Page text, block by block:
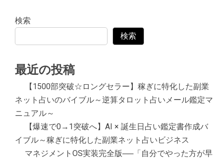
検索
検索
最近の投稿
【1500部突破☆ロングセラー】稼ぎに特化した副業
ネット占いのバイブル～逆算タロット占いメール鑑定マ
ニュアル～
【爆速で0→1突破へ】AI × 誕生日占い鑑定書作成バ
イブル～稼ぎに特化した副業ネット占いビジネス
マネジメントOS実装完全版──「自分でやった方が早